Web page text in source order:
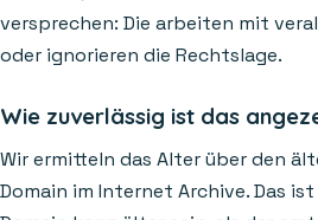
versprechen: Die arbeiten mit
oder ignorieren die Rechtslage.
Wie zuverlässig ist das
Wir ermitteln das Alter über den
Domain im Internet Archive. Das